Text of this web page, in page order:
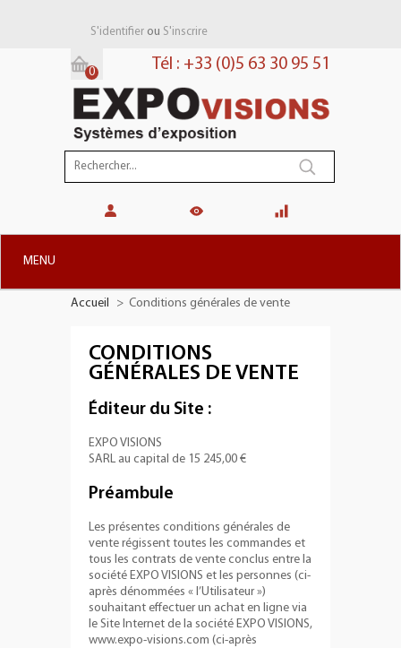
S'identifierou S'inscrire
Tél : +33 (0)5 63 30 95 51
Panier:
0
MENU
STANDS MODULAIRES
PLV EXTÉRIEURES
Accueil > Conditions générales de vente
CONDITIONS
GÉNÉRALES DE VENTE
Éditeur du Site :
EXPO VISIONS
SARL au capital de 15 245,00 €
Préambule
Les présentes conditions générales de
vente régissent toutes les commandes et
tous les contrats de vente conclus entre la
société EXPO VISIONS et les personnes (ci-
après dénommées « l’Utilisateur »)
souhaitant effectuer un achat en ligne via
le Site Internet de la société EXPO VISIONS,
www.expo-visions.com (ci-après